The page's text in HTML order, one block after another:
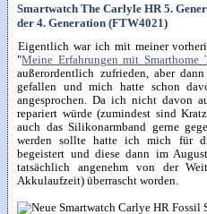
Smartwatch The Carlyle HR 5.
der 4. Generation (FTW4021)
Eigentlich war ich mit meiner
"Meine Erfahrungen mit Smarthome
außerordentlich zufrieden, aber
gefallen und mich hatte schon
angesprochen. Da ich nicht davon
repariert würde (zumindest sind
auch das Silikonarmband gerne
werden sollte hatte ich mich für
begeistert und diese dann im
tatsächlich angenehm von der
Akkulaufzeit) überrascht worden.